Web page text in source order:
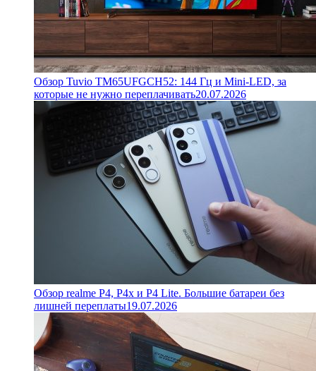
Обзор Tuvio TM65UFGCH52: 144 Гц и Mini-LED, за
которые не нужно переплачивать20.07.2026
Обзор realme P4, P4x и P4 Lite. Большие батареи без
лишней переплаты19.07.2026